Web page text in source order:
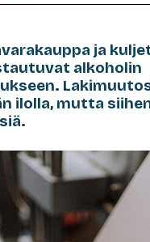
ja
alkoholin
ilolla, mutta